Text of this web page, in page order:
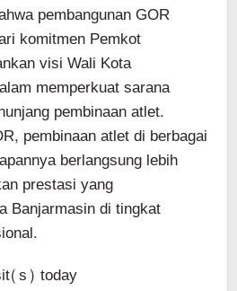
pembangunan GOR
komitmen Pemkot
visi Wali Kota
memperkuat sarana
pembinaan atlet.
pembinaan atlet di berbagai
berlangsung lebih
prestasi yang
Banjarmasin di tingkat
today